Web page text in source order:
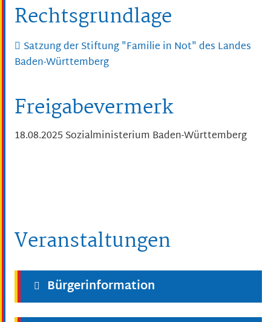
Rechtsgrundlage
Satzung der Stiftung "Familie in Not" des Landes
Baden-Württemberg
Freigabevermerk
18.08.2025Sozialministerium Baden-Württemberg
Veranstaltungen
Bürgerinformation